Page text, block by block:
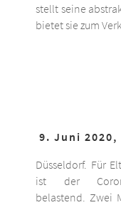
stellt seine
bietet sie zum
9. Juni
Düsseldorf. Für
ist der
belastend. Zwei